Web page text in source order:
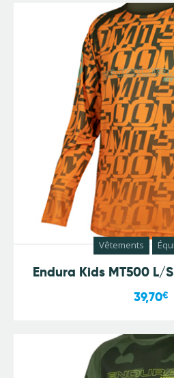
Vêtements
Endura Kids MT500 L/
39,70€